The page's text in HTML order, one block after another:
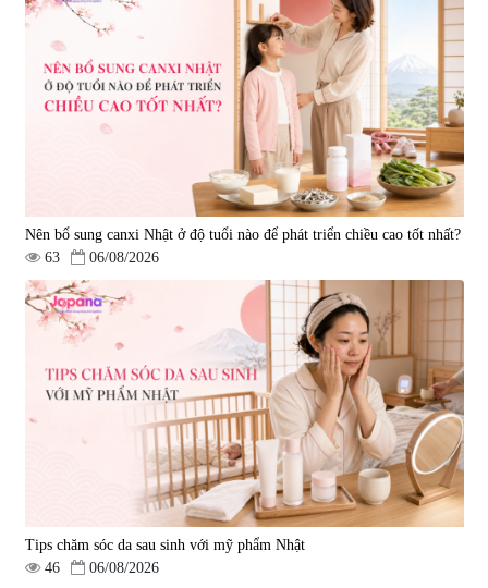
Nên bổ sung canxi Nhật ở độ tuổi nào để phát triển chiều cao tốt nhất?
63
06/08/2026
Tips chăm sóc da sau sinh với mỹ phẩm Nhật
46
06/08/2026